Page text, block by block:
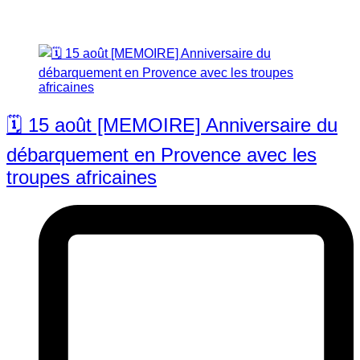
🗓️ 15 août [MEMOIRE] Anniversaire du
débarquement en Provence avec les
troupes africaines